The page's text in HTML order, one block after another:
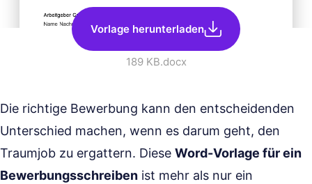
Vorlage herunterladen
189 KB.docx
Die richtige Bewerbung kann den entscheidenden
Unterschied machen, wenn es darum geht, den
Traumjob zu ergattern. Diese Word-Vorlage für ein
Bewerbungsschreiben ist mehr als nur ein